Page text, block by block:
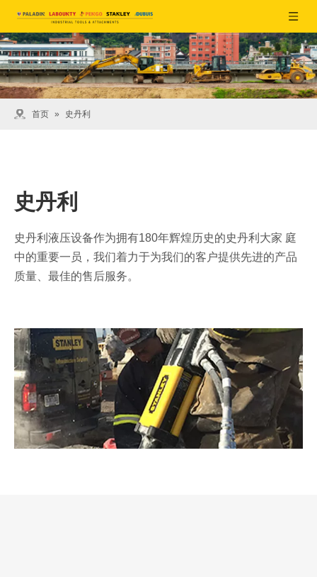
首页 » 史丹利
史丹利
史丹利液压设备作为拥有180年辉煌历史的史丹利大家 庭
中的重要一员，我们着力于为我们的客户提供先进的产品
质量、最佳的售后服务。